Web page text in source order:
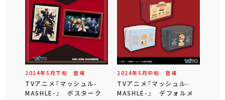
2024年5 月下旬 登場
TVアニメ『マッシュル-
MASHLE-』 ポスターク
2024年5 月中旬 登場
TVアニメ『マッシュル-
MASHLE-』 デフォルメ